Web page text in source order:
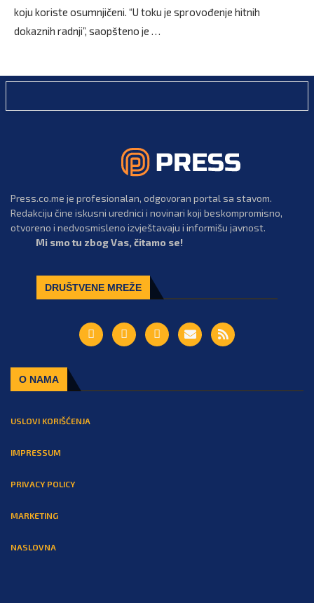
koju koriste osumnjičeni. “U toku je sprovođenje hitnih
dokaznih radnji”, saopšteno je …
Press.co.me je profesionalan, odgovoran portal sa stavom.
Redakciju čine iskusni urednici i novinari koji beskompromisno,
otvoreno i nedvosmisleno izvještavaju i informišu javnost.
Mi smo tu zbog Vas, čitamo se!
DRUŠTVENE MREŽE
O NAMA
USLOVI KORIŠĆENJA
IMPRESSUM
PRIVACY POLICY
MARKETING
NASLOVNA